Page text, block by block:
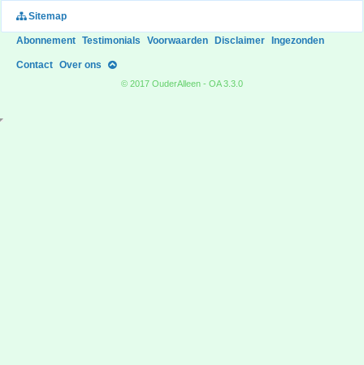
Sitemap
Abonnement Testimonials Voorwaarden Disclaimer Ingezonden
Contact Over ons
© 2017 OuderAlleen - OA 3.3.0